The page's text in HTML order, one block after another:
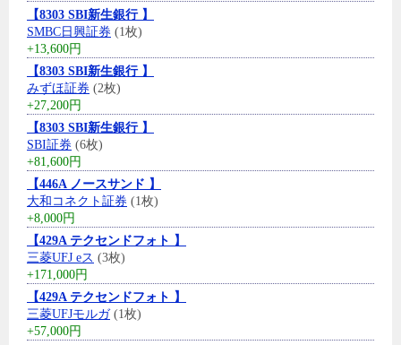
【8303 SBI新生銀行 】
SMBC日興証券 (1枚)
+13,600円
【8303 SBI新生銀行 】
みずほ証券 (2枚)
+27,200円
【8303 SBI新生銀行 】
SBI証券 (6枚)
+81,600円
【446A ノースサンド 】
大和コネクト証券 (1枚)
+8,000円
【429A テクセンドフォト 】
三菱UFJ eス (3枚)
+171,000円
【429A テクセンドフォト 】
三菱UFJモルガ(1枚)
+57,000円